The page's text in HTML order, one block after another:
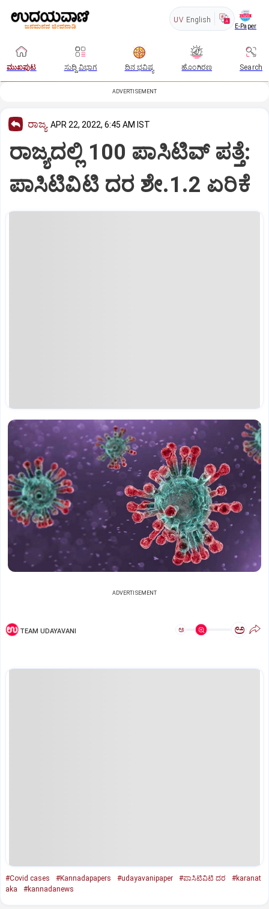
UV English
E-Paper
ಮುಖಪುಟ ಸುದ್ದಿ ವಿಭಾಗ ದಿನ ಭವಿಷ್ಯ ಹೊಂಗಿರಣ Search
ADVERTISEMENT
ರಾಜ್ಯ APR 22, 2022, 6:45 AM IST
ರಾಜ್ಯದಲ್ಲಿ 100 ಪಾಸಿಟಿವ್‌ ಪತ್ತೆ:
ಪಾಸಿಟಿವಿಟಿ ದರ ಶೇ.1.2 ಏರಿಕೆ
ADVERTISEMENT
TEAM UDAYAVANI ಅ ಅ
#Covid cases #Kannadapapers #udayavanipaper #ಪಾಸಿಟಿವಿಟಿ ದರ
#karanat
aka
#kannadanews